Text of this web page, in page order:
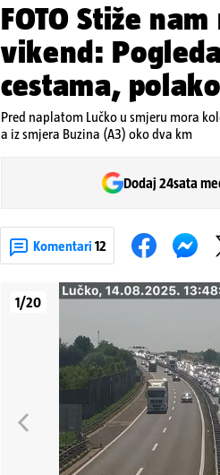
FOTO Stiže
vikend:
cestama,
Pred naplatom Lučko u smjeru mora
a iz smjera Buzina (A3) oko dva km
Dodaj 24sata
Komentari 12
1/20